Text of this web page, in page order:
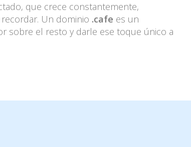
que crece constantemente,
Un dominio .cafe es un
sobre el resto y darle ese toque único a